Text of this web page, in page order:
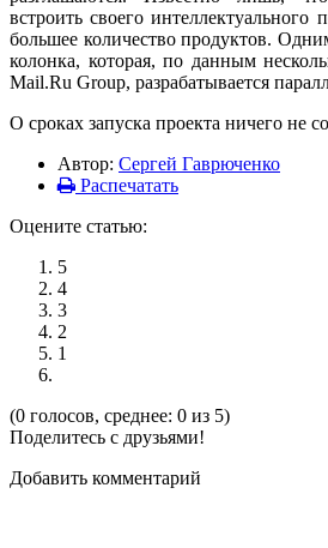
встроить своего
большее количество продуктов.
колонка, которая, по данным
Mail.Ru Group, разрабатывается
О сроках запуска проекта ничего не
Автор: Сергей Гаврюченко
Распечатать
Оцените статью:
5
4
3
2
1
(0 голосов, среднее: 0 из 5)
Поделитесь с друзьями!
Добавить комментарий